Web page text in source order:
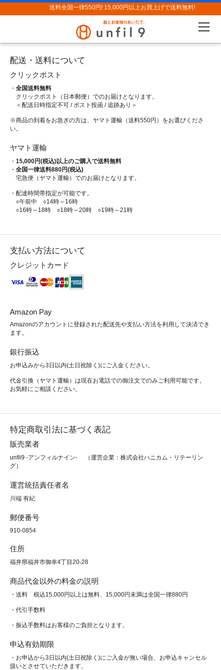
送料全国一律550円! 15,000円以上お買上げで送料無料!
配送・送料について
クリックポスト
・ 全国送料無料
クリックポスト（日本郵便）でのお届けとなります。
＜配送日時指定不可 / ポスト投函 / 追跡あり＞
※商品の到着をお急ぎの方は、ヤマト運輸（送料550円）をお選びくださ
い。
ヤマト運輸
・ 15,000円(税込)以上のご購入で送料無料
・ 全国一律送料880円(税込)
宅急便（ヤマト運輸）でのお届けとなります。
・配達時間帯指定が可能です。
○午前中 ○14時～16時
○16時～18時 ○18時～20時 ○19時～21時
支払い方法について
クレジットカード
Amazon Pay
Amazonのアカウントに登録された配送先や支払い方法を利用して決済でき
ます。
銀行振込
お申込みから3日以内(土日祝除く)にご入金ください。
代金引換（ヤマト運輸）は現在お電話での御注文でのみご利用可能です。
お気軽にご相談ください。
特定商取引法に基づく表記
販売業者
unfil9 -アンフィルナイン- （運営企業：株式会社ハニカム・リテーリン
グ）
運営統括責任者名
川端 有紀
郵便番号
910-0854
住所
福井県福井市御幸4丁目20-28
商品代金以外の料金の説明
・送料 税込15,000円以上は無料、15,000円未満は全国一律880円
・代引手数料
・振込手数料はお客様のご負担となります。
申込有効期限
・お申込から3日以内(土日祝除く)にご入金が無い場合、お申込キャンセル
扱いとさせていただきます。